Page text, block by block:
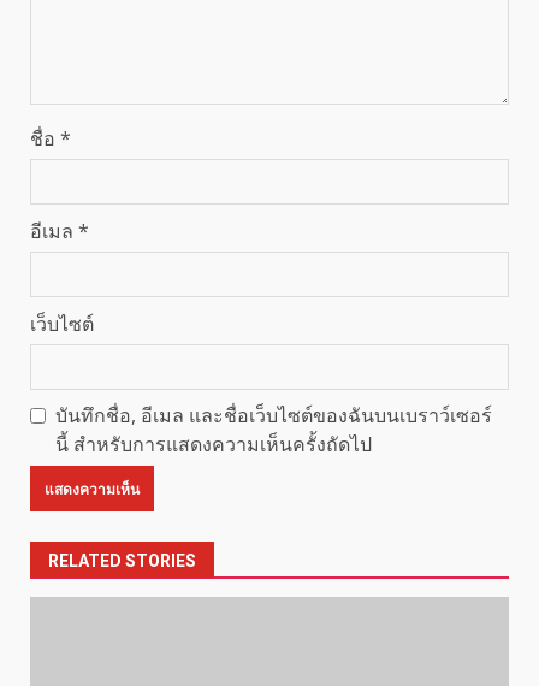
ชื่อ *
อีเมล *
เว็บไซต์
บันทึกชื่อ, อีเมล และชื่อเว็บไซต์ของฉันบนเบราว์เซอร์
นี้ สำหรับการแสดงความเห็นครั้งถัดไป
RELATED STORIES